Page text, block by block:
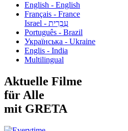
English - English
Français - France
עִבְרִית - Israel
Português - Brazil
Українська - Ukraine
Englis - India
Multilingual
Aktuelle Filme
für Alle
mit GRETA